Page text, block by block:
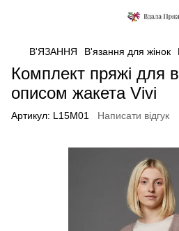
В'ЯЗАННЯ В'язання для жінок
Комплект пряжі для
описом жакета Vivi
Артикул: L15M01 Написати відгук